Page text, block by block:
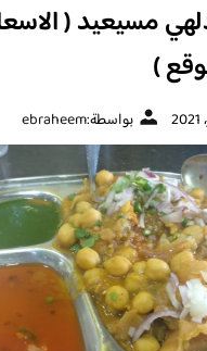
مسيعيد (
)
بواسطة:ebraheem